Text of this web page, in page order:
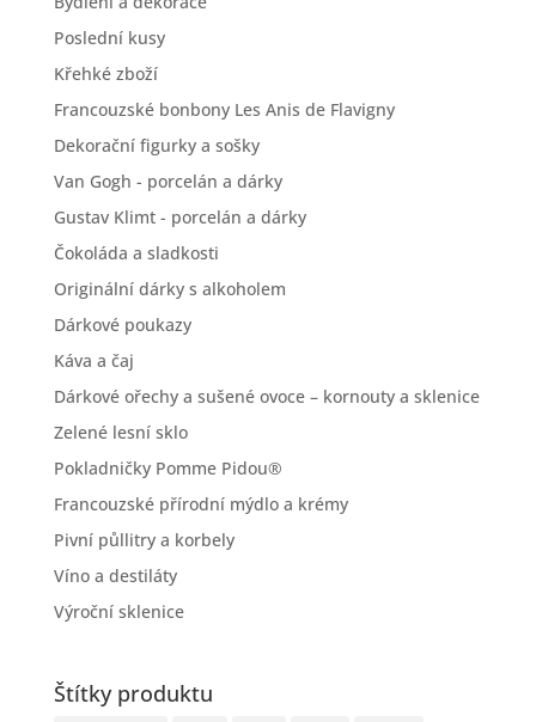
Poslední kusy
Křehké zboží
Francouzské bonbony Les Anis de Flavigny
Dekorační figurky a sošky
Van Gogh - porcelán a dárky
Gustav Klimt - porcelán a dárky
Čokoláda a sladkosti
Originální dárky s alkoholem
Dárkové poukazy
Káva a čaj
Dárkové ořechy a sušené ovoce – kornouty a sklenice
Zelené lesní sklo
Pokladničky Pomme Pidou®
Francouzské přírodní mýdlo a krémy
Pivní půllitry a korbely
Víno a destiláty
Výroční sklenice
Štítky produktu